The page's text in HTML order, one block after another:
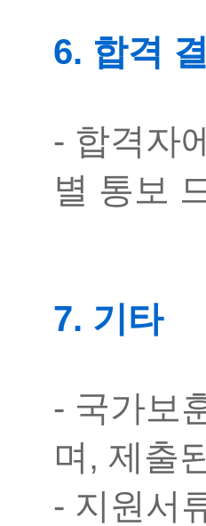
6. 합격
- 합격자
별 통보
7. 기타
- 국가보
며, 제출
- 지원서